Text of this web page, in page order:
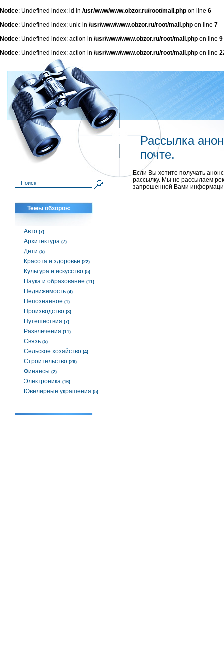
Notice: Undefined index: id in /usr/www/www.obzor.ru/root/mail.php on line 6
Notice: Undefined index: unic in /usr/www/www.obzor.ru/root/mail.php on line 7
Notice: Undefined index: action in /usr/www/www.obzor.ru/root/mail.php on line 9
Notice: Undefined index: action in /usr/www/www.obzor.ru/root/mail.php on line
Темы обзоров:
Авто (7)
Архитектура (7)
Дети (5)
Красота и здоровье (22)
Культура и искусство (5)
Наука и образование (11)
Недвижимость (4)
Непознанное (1)
Производство (3)
Путешествия (7)
Развлечения (11)
Связь (5)
Сельское хозяйство (4)
Строительство (26)
Финансы (2)
Электроника (16)
Ювелирные украшения (5)
Рассылка
почте.
Если Вы хотите получать
рассылку. Мы не рассылаем
запрошенной Вами